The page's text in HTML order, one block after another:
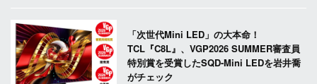
「次世代Mini LED」の大本命！
TCL『C8L』、VGP2026 SUMMER審査員
特別賞を受賞したSQD-Mini LEDを岩井喬
がチェック